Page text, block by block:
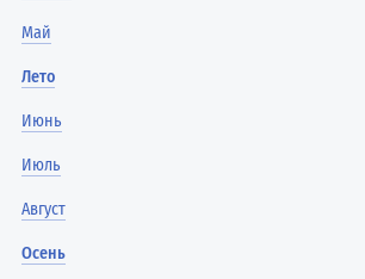
Май
Лето
Июнь
Июль
Август
Осень